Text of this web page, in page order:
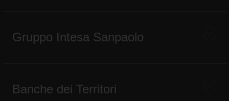
Gruppo Intesa Sanpaolo
Banche dei Territori